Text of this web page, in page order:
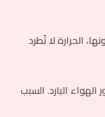
الحرارة لا تُطرد
البارد. السبب